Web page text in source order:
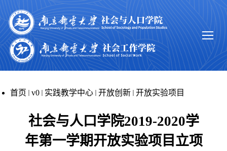
首页 v0 实践教学中心 开放创新 开放实验项目
社会与人口学院2019-2020学
年第一学期开放实验项目立项